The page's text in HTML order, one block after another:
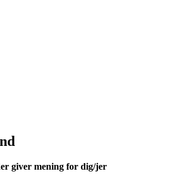
giver mening for dig/jer